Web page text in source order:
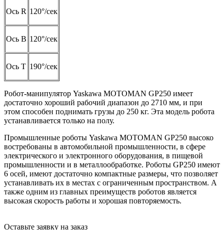
Ось R 120°/сек
Ось B 120°/сек
Ось T 190°/сек
Робот-манипулятор Yaskawa MOTOMAN GP250 имеет
достаточно хороший рабочий диапазон до 2710 мм, и при
этом способен поднимать грузы до 250 кг. Эта модель робота
устанавливается только на полу.
Промышленные роботы Yaskawa MOTOMAN GP250 высоко
востребованы в автомобильной промышленности, в сфере
электрического и электронного оборудования, в пищевой
промышленности и в металлообработке. Роботы GP250 имеют
6 осей, имеют достаточно компактные размеры, что позволяет
устанавливать их в местах с ограниченным пространством. А
также одним из главных преимуществ роботов является
высокая скорость работы и хорошая повторяемость.
Оставьте заявку на заказ